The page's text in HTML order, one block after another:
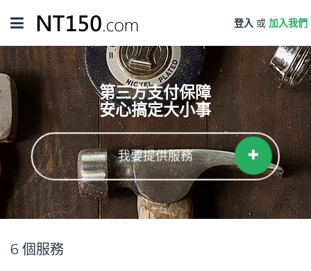
Toggle
navigation
登入 或 加入我們
第三方支付保障
安心搞定大小事
我要提供服務
6 個服務